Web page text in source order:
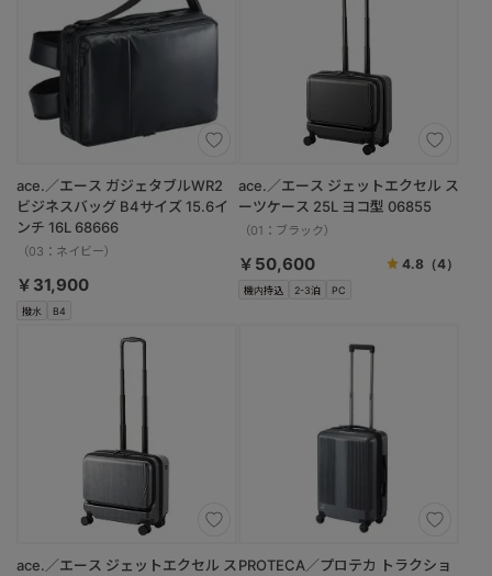
撥水 B4
ace.／エース ガジェタブルWR2
ビジネスバッグ B4サイズ 15.6イ
ンチ 16L 68666
（03：ネイビー）
￥31,900 機内持込 2-3泊 PC
ace.／エース ジェットエクセル ス
ーツケース 25L ヨコ型 06855
（01：ブラック）
￥50,600 4.8 （4）
ace.／エース ジェットエクセル スPROTECA／プロテカ トラクショ